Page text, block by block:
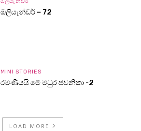
ඔලියැන්ඩර් – 72
MINI STORIES
රමණීයයි මේ මධුර ජවනිකා -2
LOAD MORE